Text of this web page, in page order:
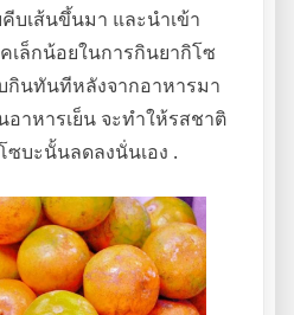
บเส้นขึ้นมา และนำเข้า
เล็กน้อยในการกินยากิโซ
กินทันทีหลังจากอาหารมา
อาหารเย็น จะทำให้รสชาติ
บะนั้นลดลงนั่นเอง .